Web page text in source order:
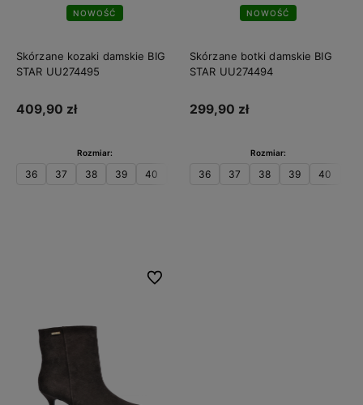
NOWOŚĆ
Skórzane kozaki damskie BIG
STAR UU274495
409,90 zł
Rozmiar:
36 37 38 39 40
NOWOŚĆ
Skórzane botki damskie BIG
STAR UU274494
299,90 zł
Rozmiar:
36 37 38 39 40
Do ulubionych